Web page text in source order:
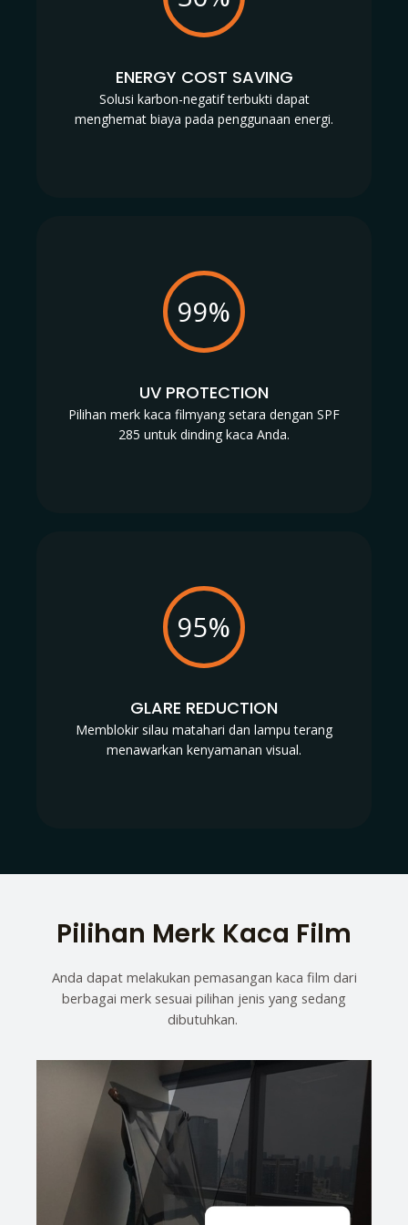
ENERGY COST SAVING
Solusi karbon-negatif terbukti dapat
menghemat biaya pada penggunaan energi.
99%
UV PROTECTION
Pilihan merk kaca filmyang setara dengan SPF
285 untuk dinding kaca Anda.
95%
GLARE REDUCTION
Memblokir silau matahari dan lampu terang
menawarkan kenyamanan visual.
Pilihan Merk Kaca Film
Anda dapat melakukan pemasangan kaca film dari
berbagai merk sesuai pilihan jenis yang sedang
dibutuhkan.